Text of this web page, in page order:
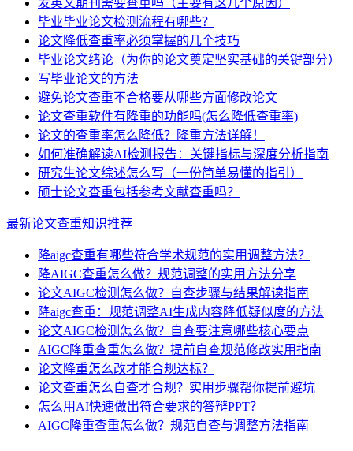
发英文期刊需要查重吗（主要有这几个原因）
毕业毕业论文检测流程有哪些？
论文降低查重率必须掌握的几个技巧
毕业论文绪论（为你的论文奠定坚实基础的关键部分）
写毕业论文的方法
避免论文查重不合格要从哪些方面修改论文
论文查重软件有降重的功能吗(怎么降低查重率)
论文的查重率怎么降低？降重方法详解！
如何准确解读AI检测报告：关键指标与深度分析指南
研究生论文综述怎么写（一份简单易懂的指引）
硕士论文查重包括参考文献查重吗？
最新论文查重知识推荐
降aigc查重有哪些符合学术规范的实用调整方法？
降AIGC查重怎么做？规范调整的实用方法分享
论文AIGC检测怎么做？自查步骤与结果解读指南
降aigc查重：规范调整AI生成内容降低疑似度的方法
论文AIGC检测怎么做？自查要注意哪些核心要点
AIGC降重查重怎么做？提前自查规范修改实用指南
论文降重怎么改才能合规达标？
论文查重怎么自查才合规？实用步骤帮你提前避坑
怎么用AI快速做出符合要求的答辩PPT？
AIGC降重查重怎么做？规范自查与调整方法指南